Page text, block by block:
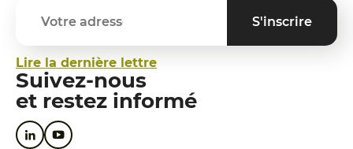
Lire la dernière lettre
Suivez-nous
et restez informé